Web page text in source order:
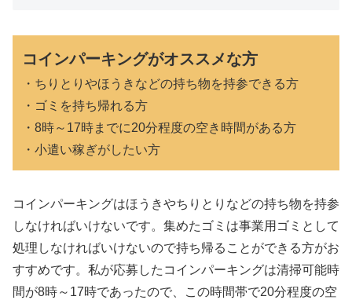
コインパーキングがオススメな方
・ちりとりやほうきなどの持ち物を持参できる方
・ゴミを持ち帰れる方
・8時～17時までに20分程度の空き時間がある方
・小遣い稼ぎがしたい方
コインパーキングはほうきやちりとりなどの持ち物を持参
しなければいけないです。集めたゴミは事業用ゴミとして
処理しなければいけないので持ち帰ることができる方がお
すすめです。私が応募したコインパーキングは清掃可能時
間が8時～17時であったので、この時間帯で20分程度の空